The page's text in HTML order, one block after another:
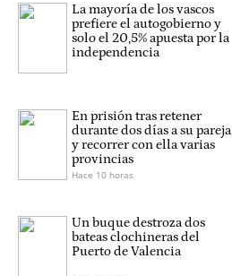
La mayoría de los vascos
prefiere el autogobierno y
solo el 20,5% apuesta por la
independencia
En prisión tras retener
durante dos días a su pareja
y recorrer con ella varias
provincias
Hace 10 horas
Un buque destroza dos
bateas clochineras del
Puerto de Valencia